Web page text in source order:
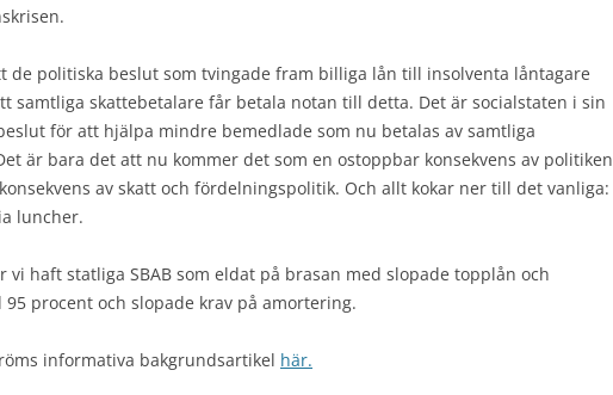
de politiska beslut som tvingade fram billiga lån till insolventa låntagare
samtliga skattebetalare får betala notan till detta. Det är socialstaten i sin
för att hjälpa mindre bemedlade som nu betalas av samtliga
är bara det att nu kommer det som en ostoppbar konsekvens av politiken
av skatt och fördelningspolitik. Och allt kokar ner till det vanliga:
luncher.
vi haft statliga SBAB som eldat på brasan med slopade topplån och
procent och slopade krav på amortering.
informativa bakgrundsartikel här.